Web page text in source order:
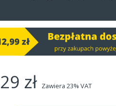
zł Zawiera 23% VAT